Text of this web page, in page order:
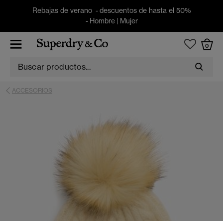
Rebajas de verano - descuentos de hasta el 50%
- Hombre| Mujer
0
ACCESORIOS